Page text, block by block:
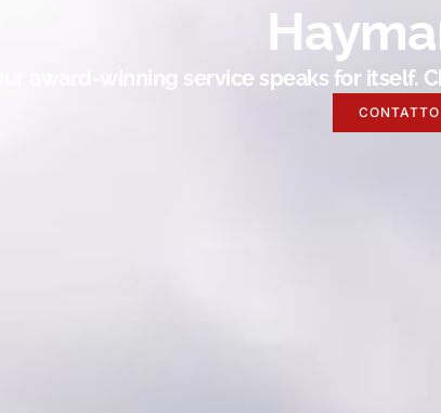
Our award-winning service speaks for itself.
CONTATTO